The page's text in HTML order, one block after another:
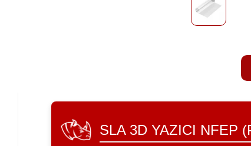
SLA 3D YAZICI NFEP